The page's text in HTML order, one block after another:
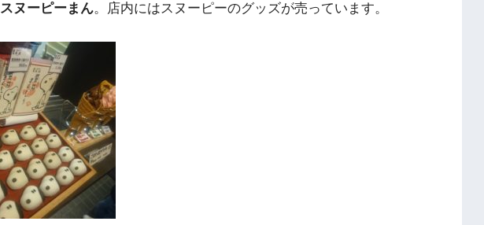
スヌーピーまん。店内にはスヌーピーのグッズが売っています。